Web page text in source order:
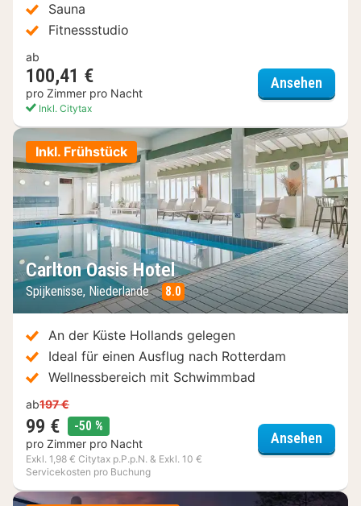
Sauna
Fitnessstudio
ab
100,41 €
pro Zimmer pro Nacht
Inkl. Citytax
Ansehen
Inkl. Frühstück
Carlton Oasis Hotel
Spijkenisse, Niederlande 8.0
An der Küste Hollands gelegen
Ideal für einen Ausflug nach Rotterdam
Wellnessbereich mit Schwimmbad
ab197 €
99 € -50 %
pro Zimmer pro Nacht
Exkl. 1,98 € Citytax p.P.p.N. & Exkl. 10 €
Servicekosten pro Buchung
Ansehen